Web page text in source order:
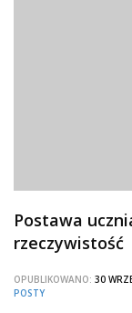
Postawa
rzeczywistość
OPUBLIKOWANO: 30
POSTY